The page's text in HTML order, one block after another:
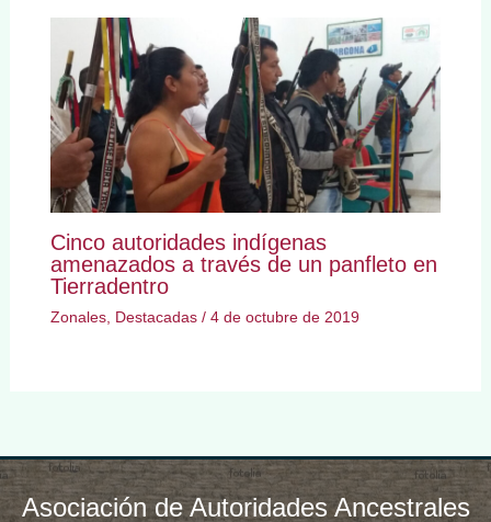
Cinco autoridades indígenas
amenazados a través de un panfleto en
Tierradentro
Zonales, Destacadas/ 4 de octubre de 2019
Asociación de Autoridades Ancestrales